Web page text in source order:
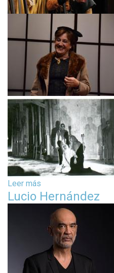
Leer más
o
b
s
Lucio Hernández